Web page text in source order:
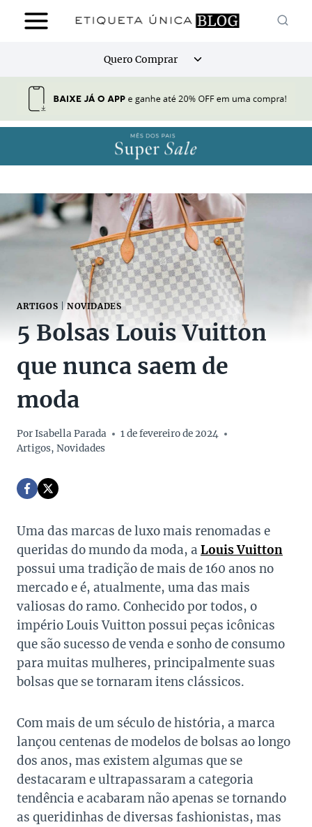
para
Quero Comprar
Alternar
ARTIGOS |NOVIDADES
5 Bolsas Louis Vuitton
que nunca saem de
moda
PorIsabella Parada
1 de fevereiro de 2024
Artigos, Novidades
Uma das marcas de luxo mais renomadas e
queridas do mundo da moda, a Louis Vuitton
possui uma tradição de mais de 160 anos no
mercado e é, atualmente, uma das mais
valiosas do ramo. Conhecido por todos, o
império Louis Vuitton possui peças icônicas
que são sucesso de venda e sonho de consumo
para muitas mulheres, principalmente suas
bolsas que se tornaram itens clássicos.
Com mais de um século de história, a marca
lançou centenas de modelos de bolsas ao longo
dos anos, mas existem algumas que se
destacaram e ultrapassaram a categoria
tendência e acabaram não apenas se tornando
as queridinhas de diversas fashionistas, mas